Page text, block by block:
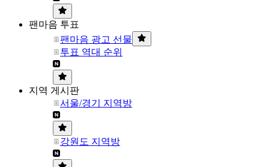
팬마음 투표
팬마음 광고 선물
투표 역대 순위
지역 게시판
서울/경기 지역방
강원도 지역방